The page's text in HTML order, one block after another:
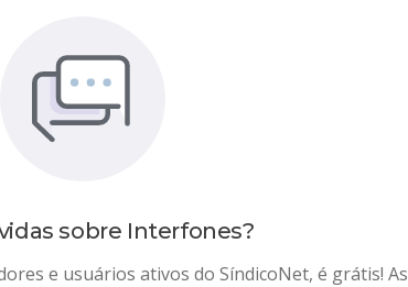
sobre Interfones?
e usuários ativos do SíndicoNet, é grátis! As